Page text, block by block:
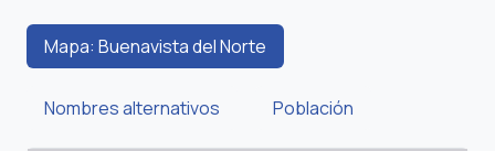
Mapa: Buenavista del Norte
Nombres alternativos Población